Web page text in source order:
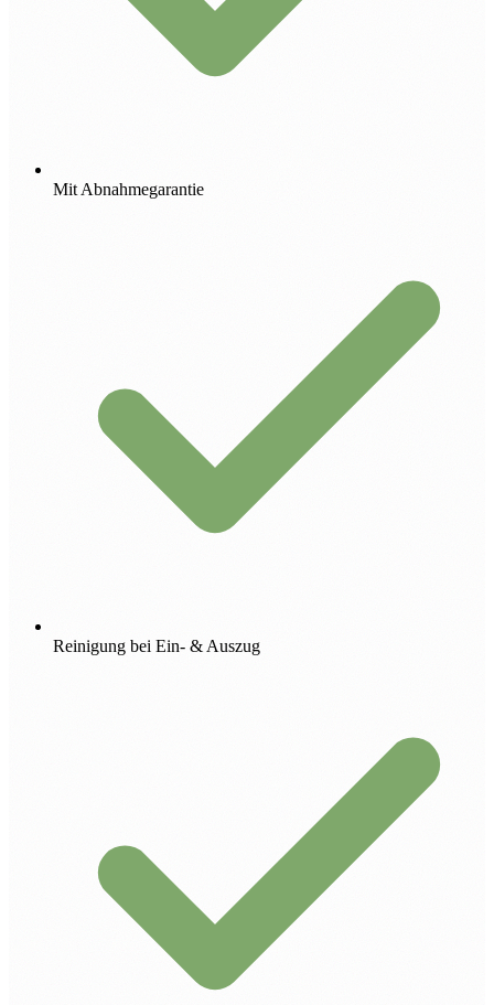
Mit Abnahmegarantie
Reinigung bei Ein- & Auszug